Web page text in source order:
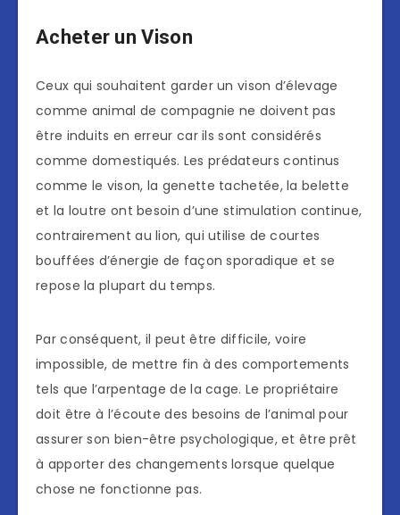
Acheter un Vison
Ceux qui souhaitent garder un vison d’élevage
comme animal de compagnie ne doivent pas
être induits en erreur car ils sont considérés
comme domestiqués. Les prédateurs continus
comme le vison, la genette tachetée, la belette
et la loutre ont besoin d’une stimulation continue,
contrairement au lion, qui utilise de courtes
bouffées d’énergie de façon sporadique et se
repose la plupart du temps.
Par conséquent, il peut être difficile, voire
impossible, de mettre fin à des comportements
tels que l’arpentage de la cage. Le propriétaire
doit être à l’écoute des besoins de l’animal pour
assurer son bien-être psychologique, et être prêt
à apporter des changements lorsque quelque
chose ne fonctionne pas.